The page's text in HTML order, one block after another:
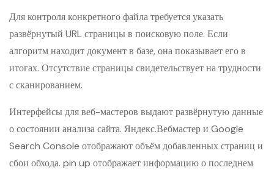
Для контроля конкретного файла требуется указать
развёрнутый URL страницы в поисковую поле. Если
алгоритм находит документ в базе, она показывает его в
итогах. Отсутствие страницы свидетельствует на трудности
с сканированием.
Интерфейсы для веб-мастеров выдают развёрнутую данные
о состоянии анализа сайта. Яндекс.Вебмастер и Google
Search Console отображают объём добавленных страниц и
сбои обхода. pin up отображает информацию о последнем